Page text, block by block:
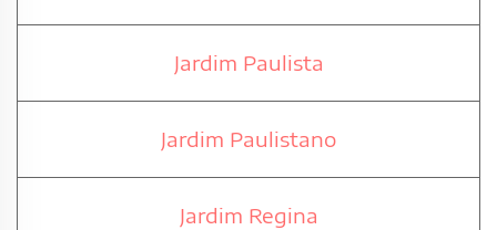
Jardim Paulista
Jardim Paulistano
Jardim Regina